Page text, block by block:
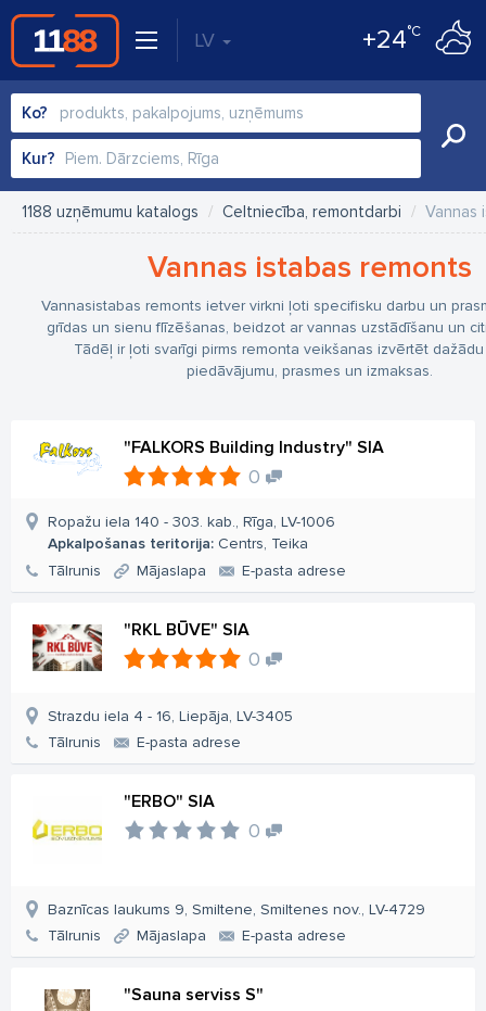
LV +24°C
Ko?
Kur?
1188 uzņēmumu katalogs Celtniecība, remontdarbi Vannas
Vannas istabas remonts
Vannasistabas remonts ietver virkni ļoti specifisku darbu un
grīdas un sienu flīzēšanas, beidzot ar vannas uzstādīšanu un
Tādēļ ir ļoti svarīgi pirms remonta veikšanas izvērtēt
piedāvājumu, prasmes un izmaksas.
"FALKORS Building Industry" SIA
0
Ropažu iela 140 - 303. kab., Rīga, LV-1006
Apkalpošanas teritorija: Centrs, Teika
Tālrunis
Mājaslapa E-pasta adrese
"RKL BŪVE" SIA
0
Strazdu iela 4 - 16, Liepāja, LV-3405
Tālrunis
E-pasta adrese
"ERBO" SIA
0
Baznīcas laukums 9, Smiltene, Smiltenes nov., LV-4729
Tālrunis
Mājaslapa E-pasta adrese
"Sauna serviss S"